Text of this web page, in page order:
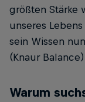
größten Stärke
unseres
sein Wissen
(Knaur
Warum